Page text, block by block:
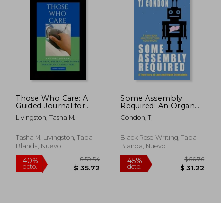
dcto. dcto.
Those Who Care: A
Guided Journal for
Past, Present, and
Future Transplant
Livingston, Tasha M.
Tasha M. Livingston, Tapa
Blanda, Nuevo
Some Assembly
Required: An Organ
Transplant Love
Story (en Inglés)
Condon, Tj
Black Rose Writing, Tapa
Blanda, Nuevo